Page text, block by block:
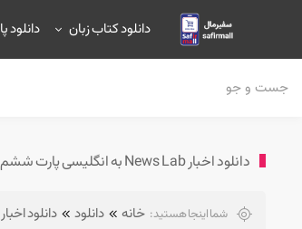
دانلود کتاب زبان
دانلود اخبار News Lab به انگلیسی پارت ششم | تقویت Listening
شما اینجا هستید: خانه دانلود دانلود